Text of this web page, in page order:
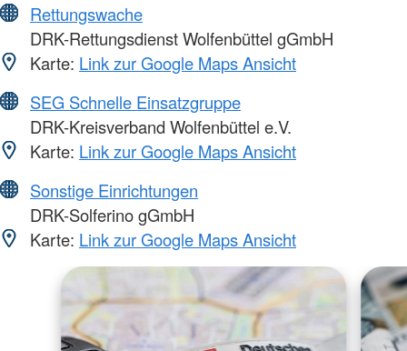
Rettungswache
DRK-Rettungsdienst Wolfenbüttel gGmbH
Karte: Link zur Google Maps Ansicht
SEG Schnelle Einsatzgruppe
DRK-Kreisverband Wolfenbüttel e.V.
Karte: Link zur Google Maps Ansicht
Sonstige Einrichtungen
DRK-Solferino gGmbH
Karte: Link zur Google Maps Ansicht